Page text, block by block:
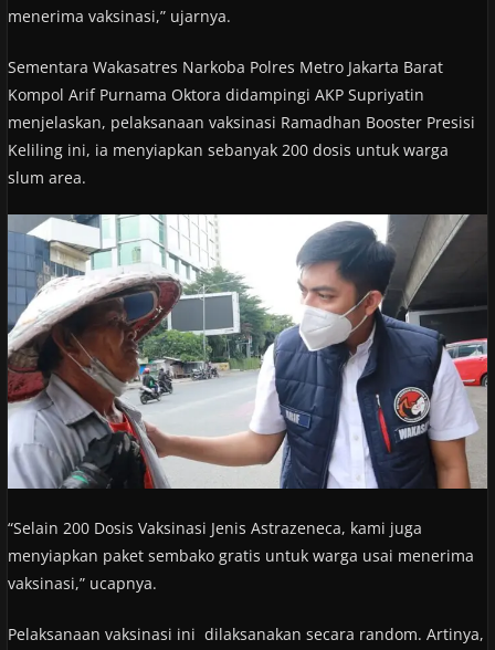
menerima vaksinasi,” ujarnya.
Sementara Wakasatres Narkoba Polres Metro Jakarta Barat
Kompol Arif Purnama Oktora didampingi AKP Supriyatin
menjelaskan, pelaksanaan vaksinasi Ramadhan Booster Presisi
Keliling ini, ia menyiapkan sebanyak 200 dosis untuk warga
slum area.
“Selain 200 Dosis Vaksinasi Jenis Astrazeneca, kami juga
menyiapkan paket sembako gratis untuk warga usai menerima
vaksinasi,” ucapnya.
Pelaksanaan vaksinasi ini dilaksanakan secara random. Artinya,